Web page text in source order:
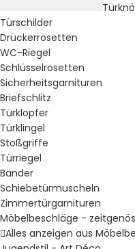
Türschilder
Drückerrosetten
WC-Riegel
Schlüsselrosetten
Sicherheitsgarnituren
Briefschlitz
Türklopfer
Türklingel
Stoßgriffe
Türriegel
Bänder
Schiebetürmuscheln
Zimmertürgarnituren
Möbelbeschläge -
Alles anzeigen aus